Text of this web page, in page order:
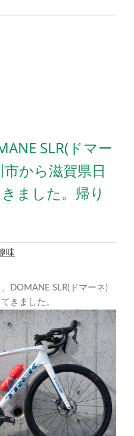
SLR(ドマー
から滋賀県日
ました。帰り
味
DOMANE SLR(ドマーネ)
きました。